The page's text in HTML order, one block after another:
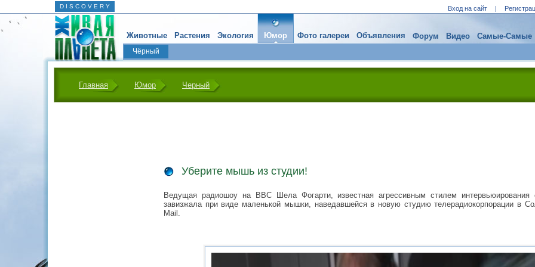
D I S C O V E R Y Вход на сайт |
Животные Растения Экология Юмор
Чёрный
Фото галереи Объявления Форум Видео Самые-Самые
Главная Юмор Черный
Уберите мышь из студии!
Ведущая радиошоу на BBC Шела Фогарти, известная агрессивным стилем интервьюирования
завизжала при виде маленькой мышки, наведавшейся в новую студию телерадиокорпорации в
Mail.